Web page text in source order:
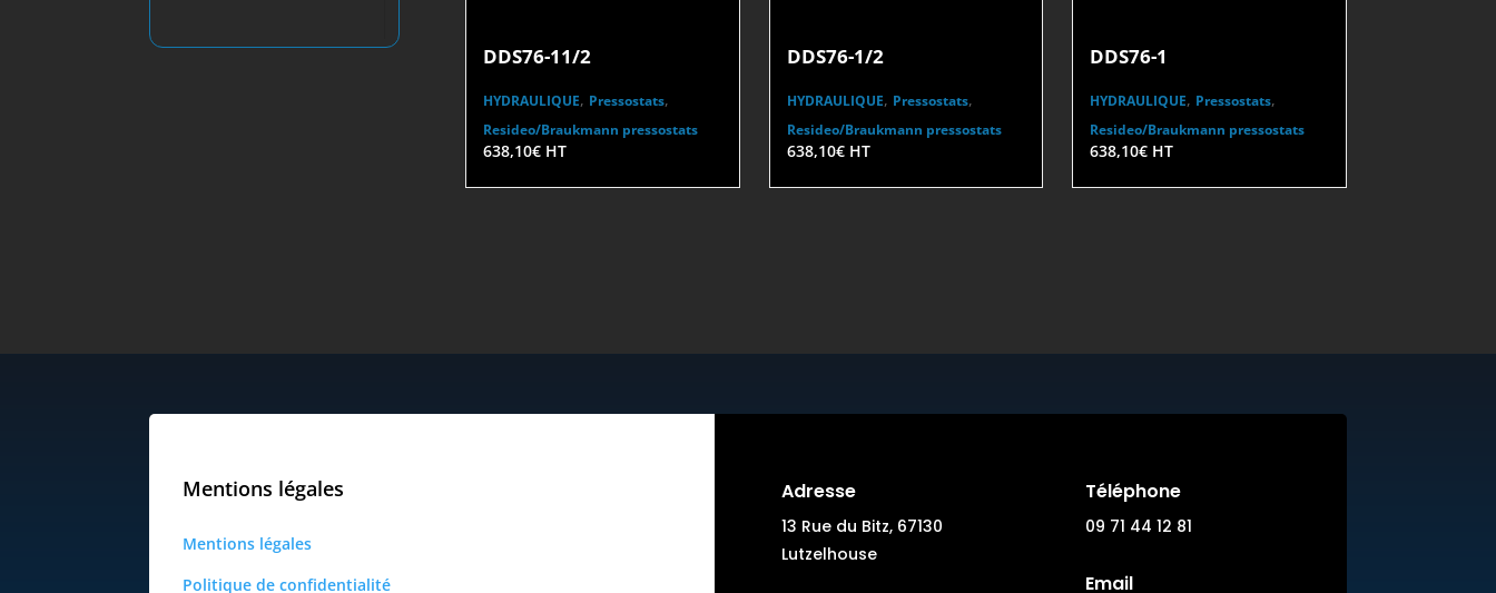
DDS76-11/2
HYDRAULIQUE, Pressostats,
Resideo/Braukmann pressostats
638,10€ HT
DDS76-1/2
HYDRAULIQUE, Pressostats,
Resideo/Braukmann pressostats
638,10€ HT
DDS76-1
HYDRAULIQUE, Pressostats,
Resideo/Braukmann pressostats
638,10€ HT
Mentions légales
Mentions légales
Politique de confidentialité
Adresse
13 Rue du Bitz, 67130
Lutzelhouse
Téléphone
09 71 44 12 81
Email